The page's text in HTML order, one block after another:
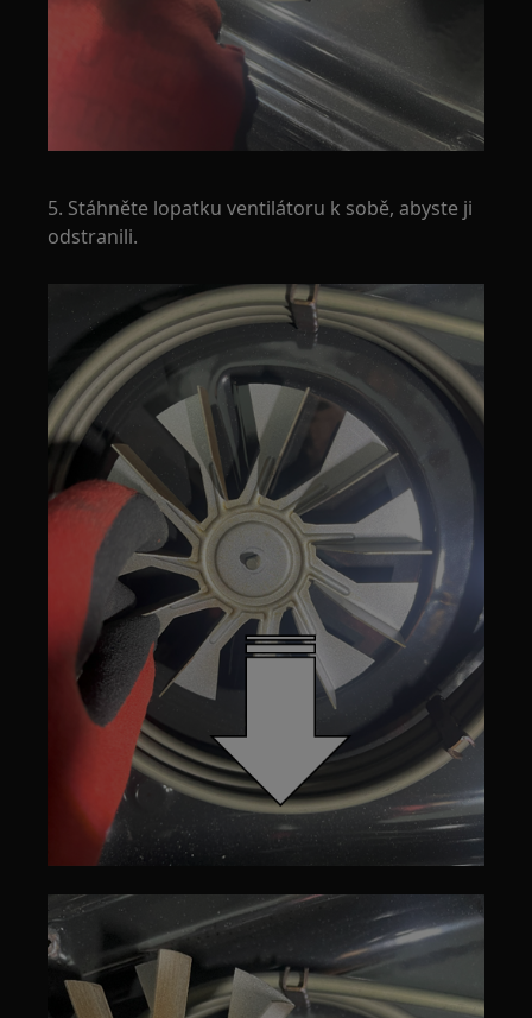
5. Stáhněte lopatku ventilátoru k sobě, abyste ji
odstranili.